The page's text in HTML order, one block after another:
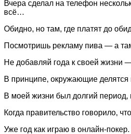
Вчера сделал на телефон
всё…
Обидно, но там, где платят до
Посмотришь рекламу пива — а там
Не добавляй года к своей жизни
В принципе, окружающие делятся
В моей жизни был долгий
Когда правительство говорило,
Уже год как играю в онлайн-